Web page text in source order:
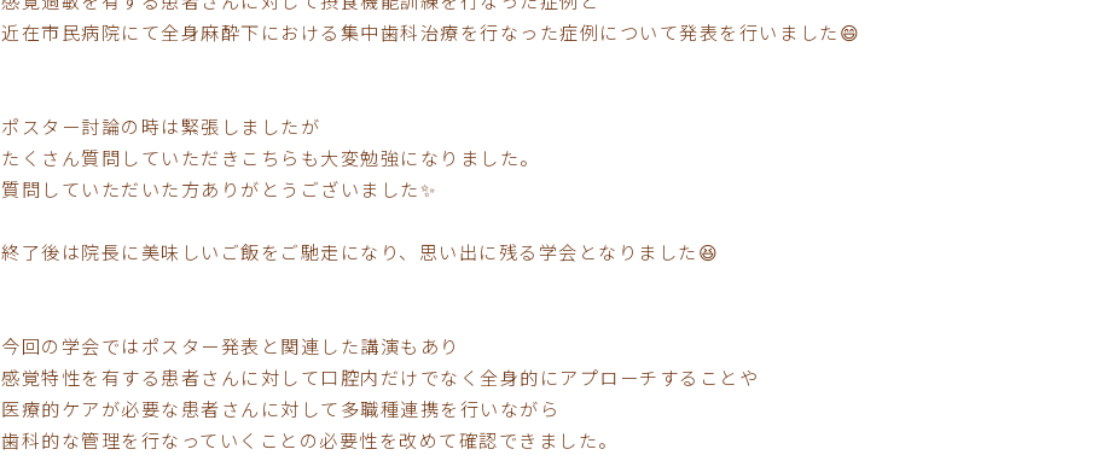
近在市民病院にて全身麻酔下における集中歯科治療を行なった症例について発表を行いました😄
ポスター討論の時は緊張しましたが
たくさん質問していただきこちらも大変勉強になりました。
質問していただいた方ありがとうございました✨
終了後は院長に美味しいご飯をご馳走になり、思い出に残る学会となりました😆
今回の学会ではポスター発表と関連した講演もあり
感覚特性を有する患者さんに対して口腔内だけでなく全身的にアプローチすることや
医療的ケアが必要な患者さんに対して多職種連携を行いながら
歯科的な管理を行なっていくことの必要性を改めて確認できました。